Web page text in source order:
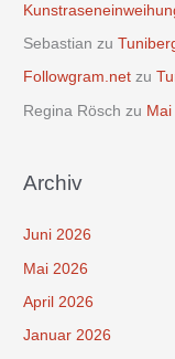
Sebastian zu
Followgram.net zu
Regina Rösch zu
Archiv
Juni 2026
Mai 2026
April 2026
Januar 2026